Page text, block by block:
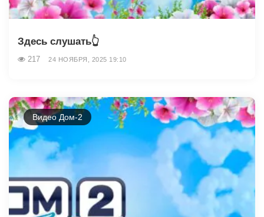
Здесь слушать👆
217 24 НОЯБРЯ, 2025 19:10
Видео Дом-2